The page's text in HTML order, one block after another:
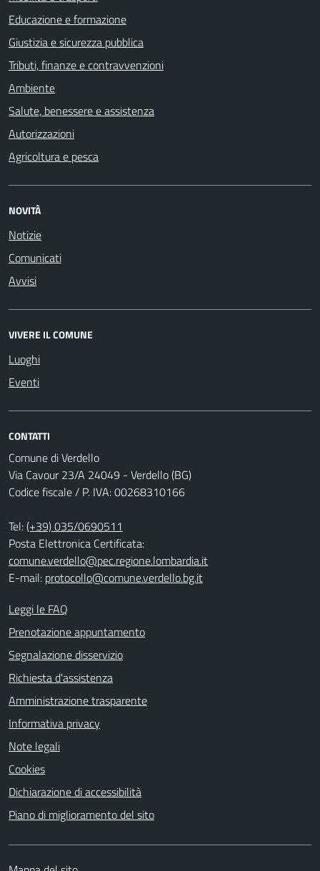
Educazione e formazione
Giustizia e sicurezza pubblica
Tributi, finanze e contravvenzioni
Ambiente
Salute, benessere e assistenza
Autorizzazioni
Agricoltura e pesca
NOVITÀ
Notizie
Comunicati
Avvisi
VIVERE IL COMUNE
Luoghi
Eventi
CONTATTI
Comune di Verdello
Via Cavour 23/A 24049 - Verdello (BG)
Codice fiscale / P. IVA: 00268310166
Tel:(+39) 035/0690511
Posta Elettronica Certificata:
comune.verdello@pec.regione.lombardia.it
E-mail: protocollo@comune.verdello.bg.it
Leggi le FAQ
Prenotazione appuntamento
Segnalazione disservizio
Richiesta d'assistenza
Amministrazione trasparente
Informativa privacy
Note legali
Cookies
Dichiarazione di accessibilità
Piano di miglioramento del sito